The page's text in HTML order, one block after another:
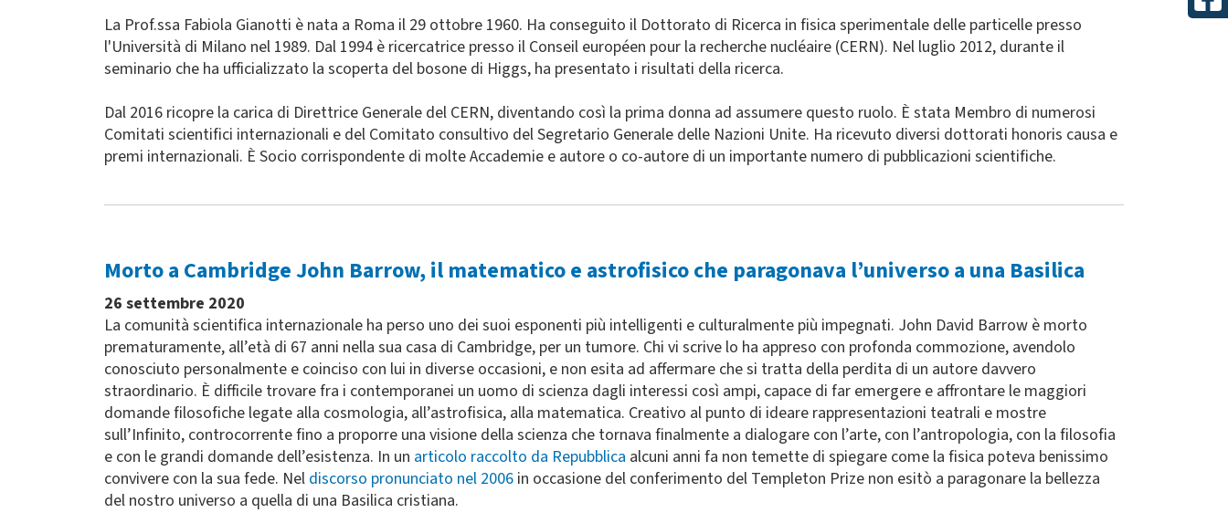
La Prof.ssa Fabiola Gianotti è nata a Roma il 29 ottobre 1960. Ha conseguito il Dottorato di Ricerca in fisica sperimentale delle particelle presso
l'Università di Milano nel 1989. Dal 1994 è ricercatrice presso il Conseil européen pour la recherche nucléaire (CERN). Nel luglio 2012, durante il
seminario che ha ufficializzato la scoperta del bosone di Higgs, ha presentato i risultati della ricerca.
Dal 2016 ricopre la carica di Direttrice Generale del CERN, diventando così la prima donna ad assumere questo ruolo. È stata Membro di numerosi
Comitati scientifici internazionali e del Comitato consultivo del Segretario Generale delle Nazioni Unite. Ha ricevuto diversi dottorati honoris causa e
premi internazionali. È Socio corrispondente di molte Accademie e autore o co-autore di un importante numero di pubblicazioni scientifiche.
Morto a Cambridge John Barrow, il matematico e astrofisico che paragonava l’universo a una Basilica
26 settembre 2020
La comunità scientifica internazionale ha perso uno dei suoi esponenti più intelligenti e culturalmente più impegnati. John David Barrow è morto
prematuramente, all’età di 67 anni nella sua casa di Cambridge, per un tumore. Chi vi scrive lo ha appreso con profonda commozione, avendolo
conosciuto personalmente e coinciso con lui in diverse occasioni, e non esita ad affermare che si tratta della perdita di un autore davvero
straordinario. È difficile trovare fra i contemporanei un uomo di scienza dagli interessi così ampi, capace di far emergere e affrontare le maggiori
domande filosofiche legate alla cosmologia, all’astrofisica, alla matematica. Creativo al punto di ideare rappresentazioni teatrali e mostre
sull’Infinito, controcorrente fino a proporre una visione della scienza che tornava finalmente a dialogare con l’arte, con l’antropologia, con la filosofia
e con le grandi domande dell’esistenza. In un articolo raccolto da Repubblica alcuni anni fa non temette di spiegare come la fisica poteva benissimo
convivere con la sua fede. Nel discorso pronunciato nel 2006 in occasione del conferimento del Templeton Prize non esitò a paragonare la bellezza
del nostro universo a quella di una Basilica cristiana.